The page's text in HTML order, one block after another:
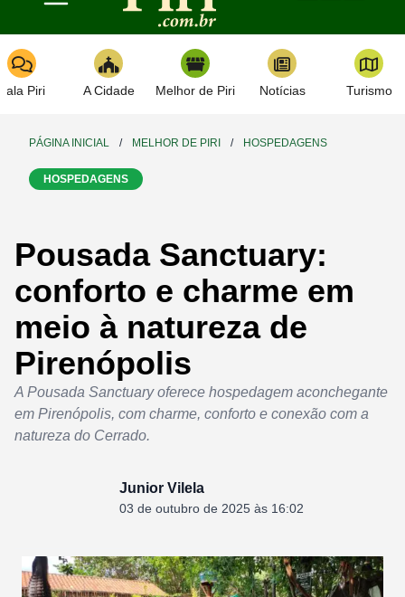
Toggle navigation
Piri A Cidade Melhor de Piri Notícias Turismo
PÁGINA INICIAL / MELHOR DE PIRI / HOSPEDAGENS
HOSPEDAGENS
Pousada Sanctuary:
conforto e charme em
meio à natureza de
Pirenópolis
A Pousada Sanctuary oferece hospedagem aconchegante
em Pirenópolis, com charme, conforto e conexão com a
natureza do Cerrado.
Junior Vilela
03 de outubro de 2025 às 16:02